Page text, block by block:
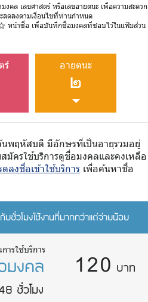
คล เลขศาสตร์ หรือเลขอายตนะ เพื่อความสะดวก
ลดลงตามเงื่อนไขที่ท่านกำหนด
หน้าชื่อ เพื่อบันทึกชื่อมงคลที่ชอบไว้ในแฟ้มส่วน
ร์ อายตนะ
๒
นพฤหัสบดี มีอักษรที่เป็นอายุรวมอยู่
มัครใช้บริการดูชื่อมงคลและคงเหลือ
ดลงชื่อเข้าใช้บริการ เพื่อค้นหาชื่อ
บชั่วโมงใช้งานที่มากกว่าแต่จ่ายน้อย
ารใช้บริการ
มงคล
ชั่วโมง
120 บาท